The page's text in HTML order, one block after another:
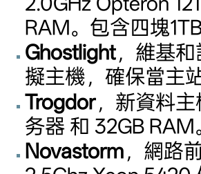
RAM。包含四塊
Ghostlight，維基
擬主機，確保當主
Trogdor，新資料
务器 和 32GB
Novastorm，網路